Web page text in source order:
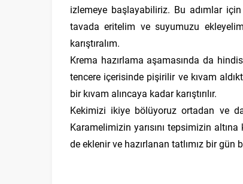
izlemeye başlayabiliriz. Bu adımlar
tavada eritelim ve suyumuzu
karıştıralım.
Krema hazırlama aşamasında da
tencere içerisinde pişirilir ve kıvam
bir kıvam alıncaya kadar karıştırılır.
Kekimizi ikiye bölüyoruz ortadan ve
Karamelimizin yarısını tepsimizin
de eklenir ve hazırlanan tatlımız bir